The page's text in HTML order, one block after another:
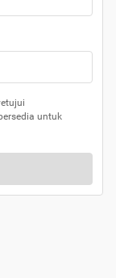
untuk